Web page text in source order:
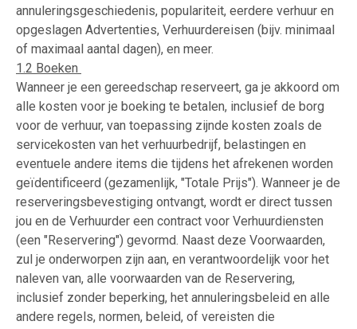
annuleringsgeschiedenis, populariteit, eerdere verhuur en
opgeslagen Advertenties, Verhuurdereisen (bijv. minimaal
of maximaal aantal dagen), en meer.
1.2 Boeken
Wanneer je een gereedschap reserveert, ga je akkoord om
alle kosten voor je boeking te betalen, inclusief de borg
voor de verhuur, van toepassing zijnde kosten zoals de
servicekosten van het verhuurbedrijf, belastingen en
eventuele andere items die tijdens het afrekenen worden
geïdentificeerd (gezamenlijk, "Totale Prijs"). Wanneer je de
reserveringsbevestiging ontvangt, wordt er direct tussen
jou en de Verhuurder een contract voor Verhuurdiensten
(een "Reservering") gevormd. Naast deze Voorwaarden,
zul je onderworpen zijn aan, en verantwoordelijk voor het
naleven van, alle voorwaarden van de Reservering,
inclusief zonder beperking, het annuleringsbeleid en alle
andere regels, normen, beleid, of vereisten die